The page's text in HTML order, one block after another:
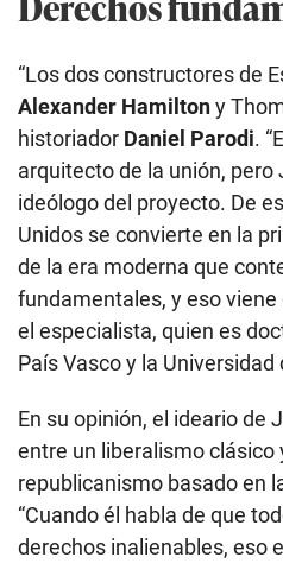
“Los dos constructores de
Alexander Hamiltony
historiador Daniel Parodi.
arquitecto de la unión,
ideólogo del proyecto. De
Unidos se convierte en la
de la era moderna que
fundamentales, y eso
el especialista, quien es
País Vasco y la Universidad
En su opinión, el ideario de
entre un liberalismo clásico
republicanismo basado en
“Cuando él habla de que
derechos inalienables, eso